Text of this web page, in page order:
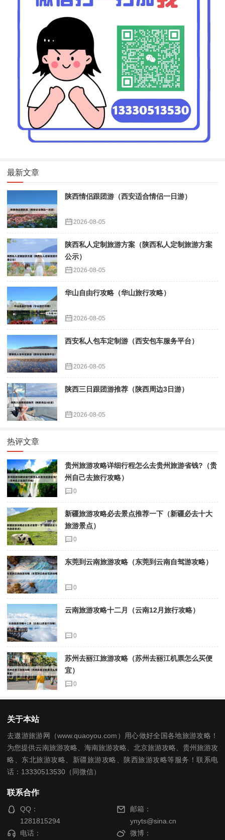
最新文章
陕西情侣跟团游（西安适合情侣一日游）
2026-08-05
陕西私人定制旅游方案（陕西私人定制旅游方案
公示）
2026-08-05
华山自由行攻略（华山旅行攻略）
2026-08-05
西安私人包车定制游（西安包车服务平台）
2026-08-05
陕西三日跟团游推荐（陕西周边3日游）
2026-08-05
热评文章
贵州旅游攻略详细行程怎么去贵州旅游省钱?（贵
州自己去旅行攻略）
0
新疆旅游攻略必去景点推荐一下（新疆必去十大
旅游景点）
0
东莞到云南旅游攻略（东莞到云南自驾游攻略）
0
云南旅游攻略十二月（云南12月旅行攻略）
0
苏州去丽江旅游攻略（苏州去丽江机票怎么买便
宜）
0
关于本站
去遨游旅游网（www.quaoyou.com）用心做好全国各地旅游攻略！
为您提供云南旅游攻略、海南旅游攻略、北京旅游攻略、贵州旅游攻
略、东北旅游攻略、新疆旅游攻略、陕西旅游攻略等服务！联系电
话：13330513530（同微信）
联系合作
QQ：
1281815294
邮箱：
ynyts@sina.cn
电话：
微博：